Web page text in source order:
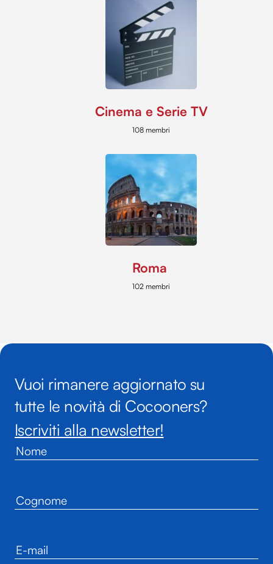
Cinema e Serie TV
108 membri
Roma
102 membri
Vuoi rimanere aggiornato su
tutte le novità di Cocooners?
Iscriviti alla newsletter!